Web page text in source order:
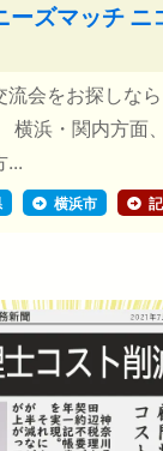
ーズマッチ
会をお探しな
横浜・関内方面
...
横浜市